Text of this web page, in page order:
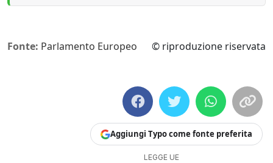
Fonte: Parlamento Europeo © riproduzione riservata
Aggiungi Typo come fonte preferita
LEGGE UE